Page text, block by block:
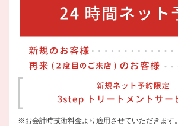
※お会計時技術料金より適用させていただきます。